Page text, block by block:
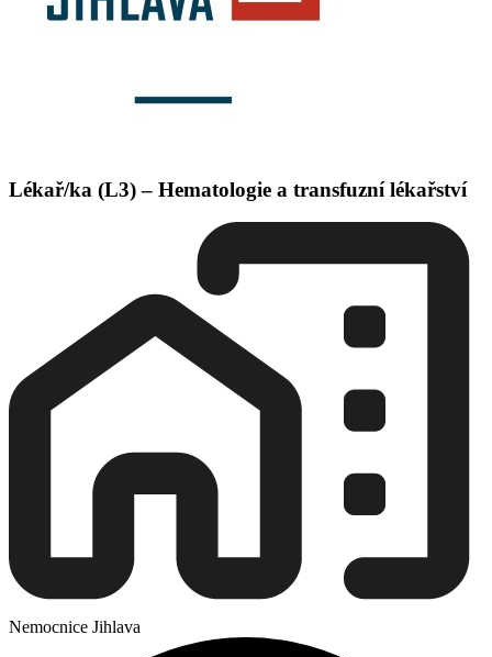
Lékař/ka (L3) – Hematologie a transfuzní lékařství
Nemocnice Jihlava